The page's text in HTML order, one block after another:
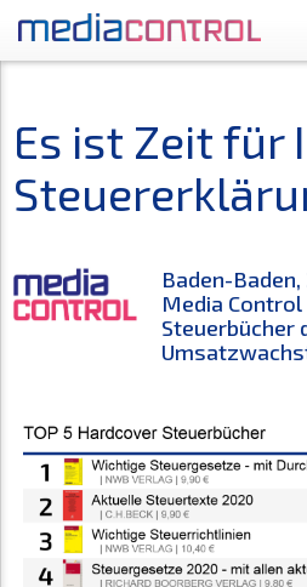
Es ist Zeit für
Baden-
Media Control
Steuerbücher